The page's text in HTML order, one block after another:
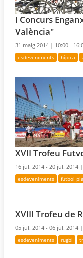
I Concurs
València"
31 maig 2014 | 10:00 -
esdeveniments hípica
XVII Trofeu
16 jul. 2014 - 20 jul. 2014 |
esdeveniments futbol
XVIII Trofeu de
05 jul. 2014 - 06 jul. 2014 |
esdeveniments rugbi